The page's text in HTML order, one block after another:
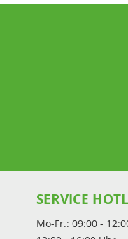
SERVICE
Mo-Fr.: 09:00 -